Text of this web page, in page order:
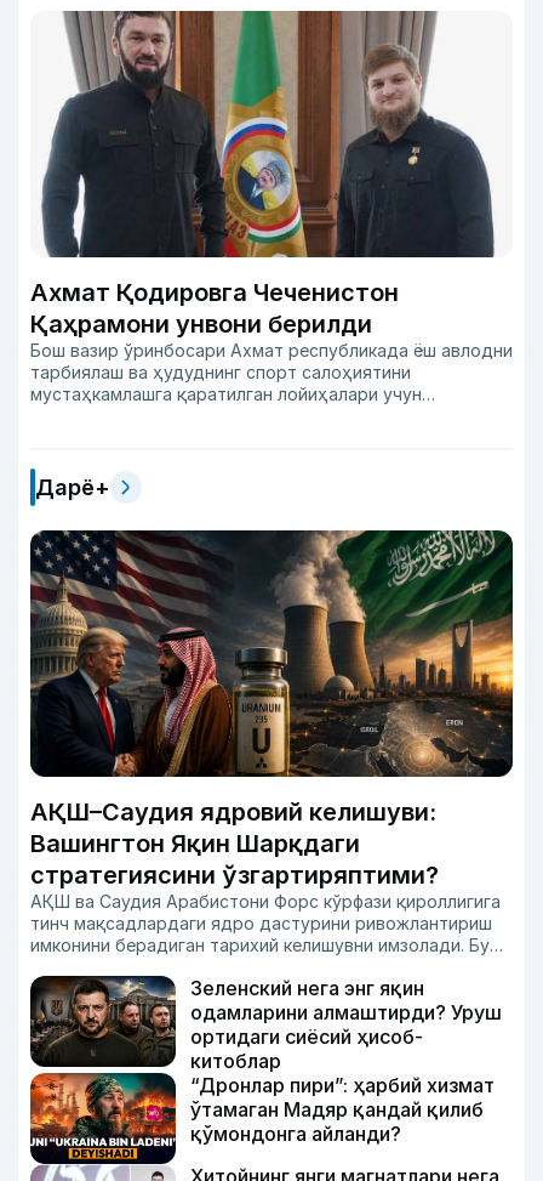
Ахмат Қодировга Чеченистон
Қаҳрамони унвони берилди
Бош вазир ўринбосари Ахмат республикада ёш авлодни
тарбиялаш ва ҳудуднинг спорт салоҳиятини
мустаҳкамлашга қаратилган лойиҳалари учун
Дарё+
АҚШ–Саудия ядровий келишуви:
Вашингтон Яқин Шарқдаги
стратегиясини ўзгартиряптими?
АҚШ ва Саудия Арабистони Форс кўрфази қироллигига
тинч мақсадлардаги ядро дастурини ривожлантириш
имконини берадиган тарихий келишувни имзолади. Бу
хавфсизлик масаласида янги саволларни кун тартибига
олиб чиқмоқда. Зеро, Исроил Эроннинг уранни бойитиш
дастурини ўз миллий хавфсизлигига таҳдид сифатида
баҳолаб келади. Хўш, нега Вашингтон энди Ар-Риёдга
айнан шундай имкониятни тақдим этмоқда?
Зеленский нега энг яқин
одамларини алмаштирди? Уруш
ортидаги сиёсий ҳисоб-
китоблар
“Дронлар пири”: ҳарбий хизмат
ўтамаган Мадяр қандай қилиб
қўмондонга айланди?
Хитойнинг янги магнатлари нега